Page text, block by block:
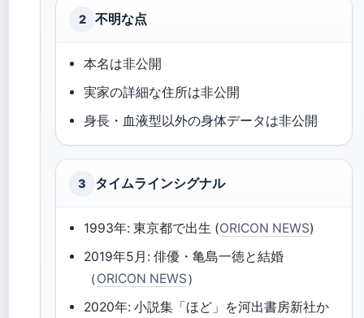
2 不明な点
本名は非公開
実家の詳細な住所は非公開
身長・血液型以外の身体データは非公開
3 タイムラインシグナル
1993年: 東京都で出生 (ORICON NEWS)
2019年5月: 俳優・亀島一徳と結婚
（ORICON NEWS）
2020年: 小説集「ほど」を河出書房新社か